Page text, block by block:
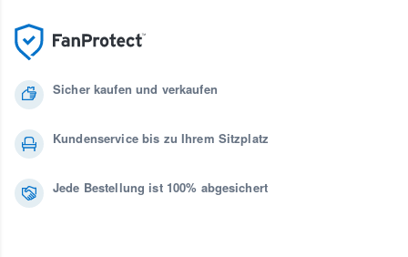
Sicher kaufen und verkaufen
Kundenservice bis zu Ihrem Sitzplatz
Jede Bestellung ist 100% abgesichert